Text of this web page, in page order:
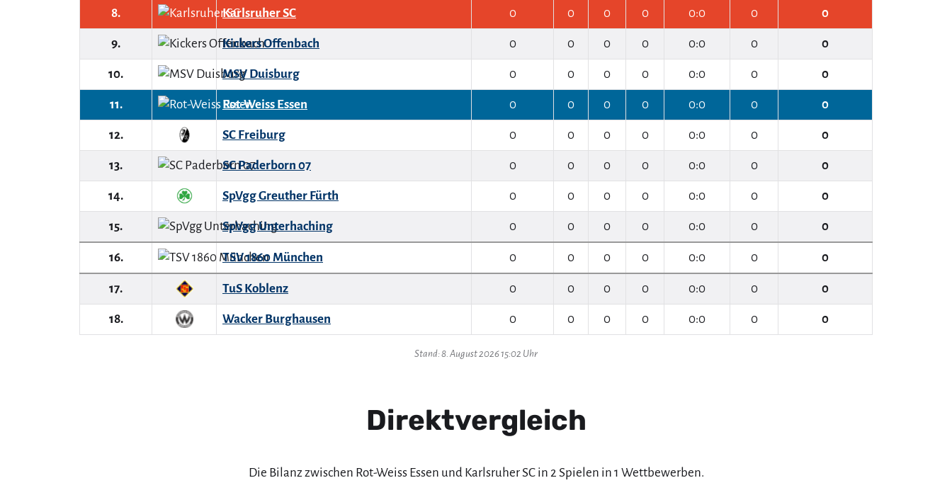
8. Karlsruher SC 0 0 0 0 0:0 0 0
9. Kickers Offenbach 0 0 0 0 0:0 0 0
10. MSV Duisburg 0 0 0 0 0:0 0 0
11. Rot-Weiss Essen 0 0 0 0 0:0 0 0
12. SC Freiburg 0 0 0 0 0:0 0 0
13. SC Paderborn 07 0 0 0 0 0:0 0 0
14. SpVgg Greuther Fürth 0 0 0 0 0:0 0 0
15. SpVgg Unterhaching 0 0 0 0 0:0 0 0
16. TSV 1860 München 0 0 0 0 0:0 0 0
17. TuS Koblenz 0 0 0 0 0:0 0 0
18. Wacker Burghausen 0 0 0 0 0:0 0 0
Stand: 8. August 2026 15:02 Uhr
Direktvergleich
Die Bilanz zwischen Rot-Weiss Essen und Karlsruher SC in 2 Spielen in 1 Wettbewerben.